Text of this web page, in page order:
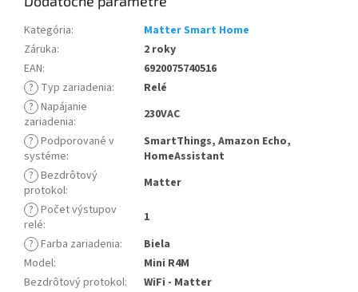
Kategória:
Matter Smart Home
Záruka:
2 roky
EAN:
6920075740516
? Typ zariadenia:
Relé
? Napájanie
zariadenia:
230VAC
? Podporované v
systéme:
SmartThings, Amazon Echo,
HomeAssistant
? Bezdrôtový
protokol:
Matter
? Počet výstupov
relé:
1
? Farba zariadenia:
Biela
Model:
Mini R4M
Bezdrôtový protokol:
WiFi - Matter